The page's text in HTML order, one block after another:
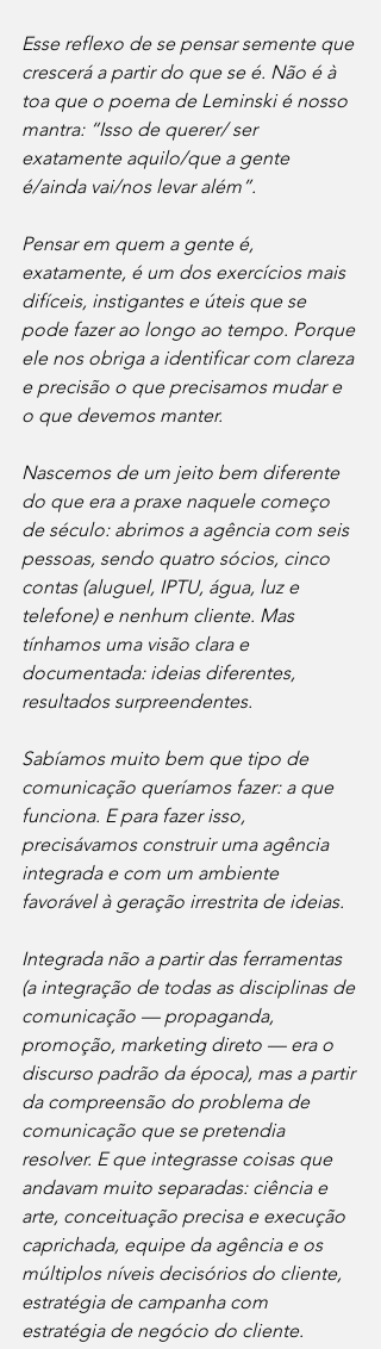
Esse reflexo de se pensar semente que
crescerá a partir do que se é. Não é à
toa que o poema de Leminski é nosso
mantra: “Isso de querer/ ser
exatamente aquilo/que a gente
é/ainda vai/nos levar além”.
Pensar em quem a gente é,
exatamente, é um dos exercícios mais
difíceis, instigantes e úteis que se
pode fazer ao longo ao tempo. Porque
ele nos obriga a identificar com clareza
e precisão o que precisamos mudar e
o que devemos manter.
Nascemos de um jeito bem diferente
do que era a praxe naquele começo
de século: abrimos a agência com seis
pessoas, sendo quatro sócios, cinco
contas (aluguel, IPTU, água, luz e
telefone) e nenhum cliente. Mas
tínhamos uma visão clara e
documentada: ideias diferentes,
resultados surpreendentes.
Sabíamos muito bem que tipo de
comunicação queríamos fazer: a que
funciona. E para fazer isso,
precisávamos construir uma agência
integrada e com um ambiente
favorável à geração irrestrita de ideias.
Integrada não a partir das ferramentas
(a integração de todas as disciplinas de
comunicação — propaganda,
promoção, marketing direto — era o
discurso padrão da época), mas a partir
da compreensão do problema de
comunicação que se pretendia
resolver. E que integrasse coisas que
andavam muito separadas: ciência e
arte, conceituação precisa e execução
caprichada, equipe da agência e os
múltiplos níveis decisórios do cliente,
estratégia de campanha com
estratégia de negócio do cliente.